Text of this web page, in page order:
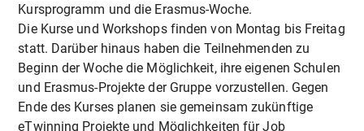
Kursprogramm und die Erasmus-Woche.
Die Kurse und Workshops finden von Montag bis Freitag
statt. Darüber hinaus haben die Teilnehmenden zu
Beginn der Woche die Möglichkeit, ihre eigenen Schulen
und Erasmus-Projekte der Gruppe vorzustellen. Gegen
Ende des Kurses planen sie gemeinsam zukünftige
eTwinning Projekte und Möglichkeiten für Job